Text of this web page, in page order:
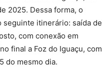
2025. Dessa forma, o
itinerário: saída de
com conexão em
final a Foz do Iguaçu, com
do mesmo dia.